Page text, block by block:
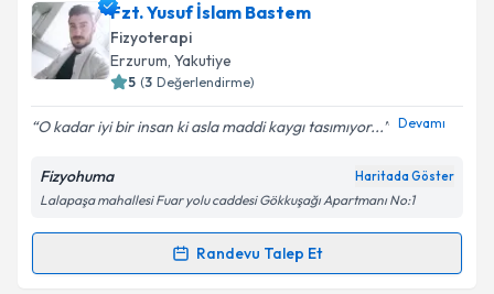
Fzt. Yusuf İslam Bastem
Fizyoterapi
Erzurum, Yakutiye
5 (3 Değerlendirme)
O kadar iyi bir insan ki asla maddi kaygı tasımıyor... Devamı
Fizyohuma Haritada Göster
Lalapaşa mahallesi Fuar yolu caddesi Gökkuşağı Apartmanı No:1
Randevu Talep Et
Randevu Takvimi Talebi